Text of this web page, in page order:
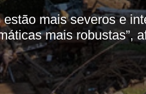
mais severos e
mais robustas”,